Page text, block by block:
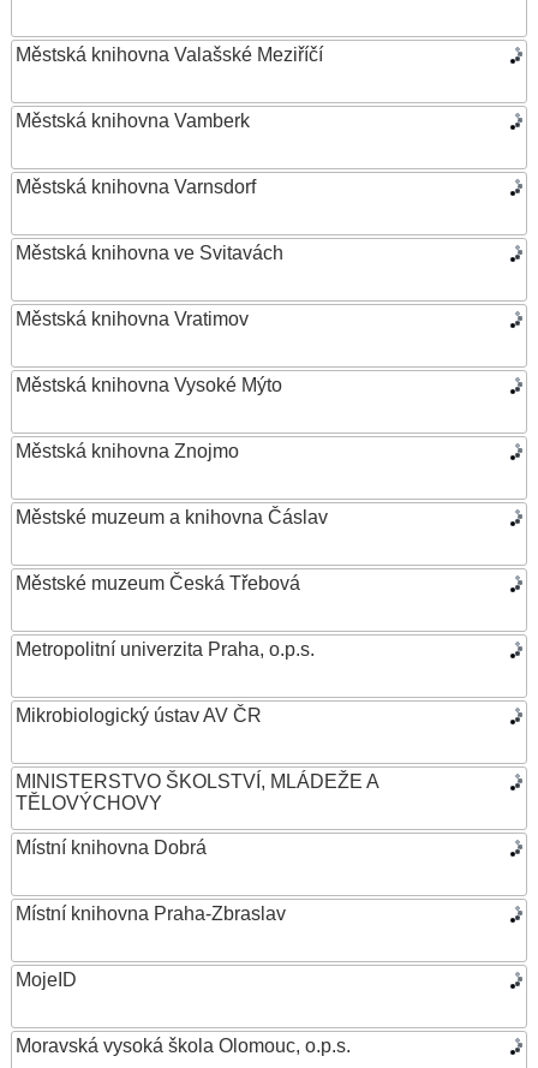
Městská knihovna Valašské Meziříčí
Městská knihovna Vamberk
Městská knihovna Varnsdorf
Městská knihovna ve Svitavách
Městská knihovna Vratimov
Městská knihovna Vysoké Mýto
Městská knihovna Znojmo
Městské muzeum a knihovna Čáslav
Městské muzeum Česká Třebová
Metropolitní univerzita Praha, o.p.s.
Mikrobiologický ústav AV ČR
MINISTERSTVO ŠKOLSTVÍ, MLÁDEŽE A
TĚLOVÝCHOVY
Místní knihovna Dobrá
Místní knihovna Praha-Zbraslav
MojeID
Moravská vysoká škola Olomouc, o.p.s.